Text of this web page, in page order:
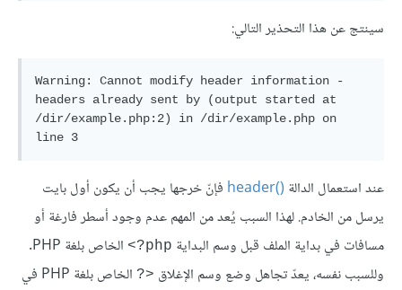
سينتج عن هذا التحذير التالي:
Warning: Cannot modify header information -
headers already sent by (output started at
/dir/example.php:2) in /dir/example.php on
عند استعمال الدالة ‏()header‏
فإنّ خرجها يجب أن يكون أول بايت
يرسل من الخادم. لهذا السبب يُعد من المهم عدم وجود أسطر فارغة أو
مسافات في بداية الملف قبل وسم البداية ‎‎<?php‎
الخاص بلغة PHP.
وللسبب نفسه، يعدّ تجاهل وضع وسم الإغلاق <?‎
‎ الخاص بلغة PHP في